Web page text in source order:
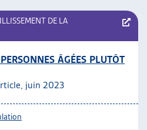
DE LA
ÂGÉES PLUTÔT
juin 2023